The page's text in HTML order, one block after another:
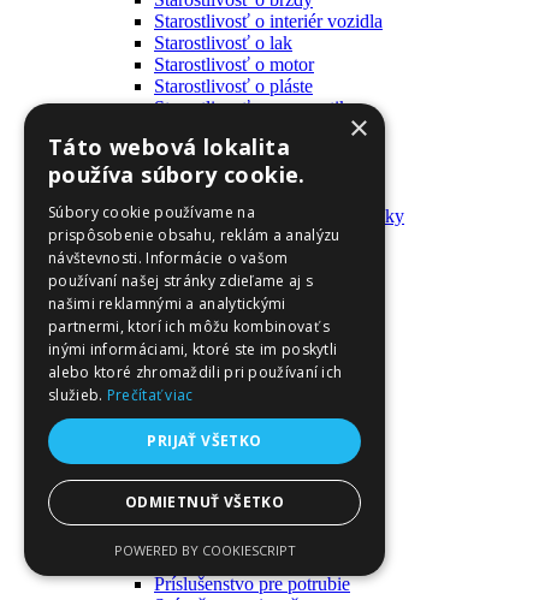
Starostlivosť o interiér vozidla
Starostlivosť o lak
Starostlivosť o motor
Starostlivosť o pláste
Starostlivosť o pneumatiky
Batohy a tašky
Kľúčenky
Oblečenie
Zmývateľné tetovačky a nálepky
Domáci majster a nástroje
Elektrické zapojenie
Časové spínače
Diferenciálne spínače
Domové zvončeky
Elektrické káble
Káble
Káblové navijáky
Monitory napájania
Nástenné dosky a rámy
Nástroje a ovládače
Podávače
Príruby
Príslušenstvo pre potrubie
×
Táto webová lokalita
používa súbory cookie.
Súbory cookie používame na
prispôsobenie obsahu, reklám a analýzu
návštevnosti. Informácie o vašom
používaní našej stránky zdieľame aj s
našimi reklamnými a analytickými
partnermi, ktorí ich môžu kombinovať s
inými informáciami, ktoré ste im poskytli
alebo ktoré zhromaždili pri používaní ich
služieb. Prečítať viac
PRIJAŤ VŠETKO
ODMIETNUŤ VŠETKO
POWERED BY COOKIESCRIPT